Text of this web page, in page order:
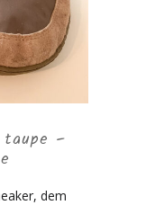
taupe –
dem